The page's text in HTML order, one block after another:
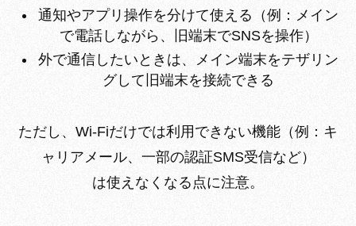
通知やアプリ操作を分けて使える（例：メイン
で電話しながら、旧端末でSNSを操作）
外で通信したいときは、メイン端末をテザリン
グして旧端末を接続できる
ただし、Wi-Fiだけでは利用できない機能（例：キ
ャリアメール、一部の認証SMS受信など）
は使えなくなる点に注意。